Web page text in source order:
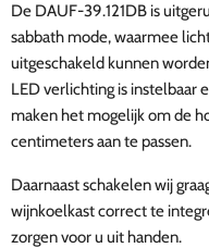
De DAUF-39.121DB is
sabbath mode, waarmee
uitgeschakeld kunnen
LED verlichting is instelbaar
maken het mogelijk om de
centimeters aan te passen.
Daarnaast schakelen wij
wijnkoelkast correct te
zorgen voor u uit handen.